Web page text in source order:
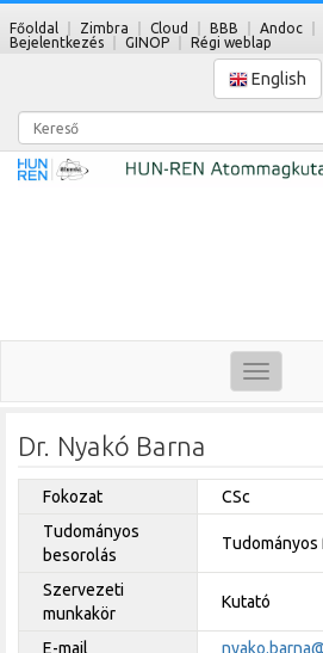
Főoldal Zimbra Cloud BBB Andoc
Bejelentkezés
GINOP Régi weblap
English
Kereső
Toggle
navigation
Dr. Nyakó Barna
Fokozat
CSc
Tudományos
besorolás
Szervezeti
munkakör
Kutató
E-mail